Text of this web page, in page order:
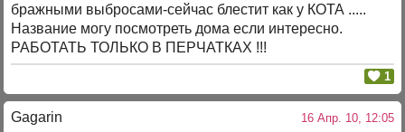
бражными выбросами-сейчас блестит как у КОТА .....
Название могу посмотреть дома если интересно.
РАБОТАТЬ ТОЛЬКО В ПЕРЧАТКАХ !!!
1
Gagarin 16 Апр. 10, 12:05